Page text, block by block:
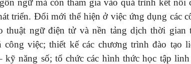
ngữ mà còn tham gia vào quá trình kết nối
triển. Đổi mới thể hiện ở việc ứng dụng các
thuật ngữ điện tử và nền tảng dịch thời gian
công việc; thiết kế các chương trình đào tạo
năng số; tổ chức các hình thức học tập linh